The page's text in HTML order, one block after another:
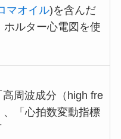
マオイル)を含んだ
ルター心電図を使
高周波成分（high fre
「心拍数変動指標